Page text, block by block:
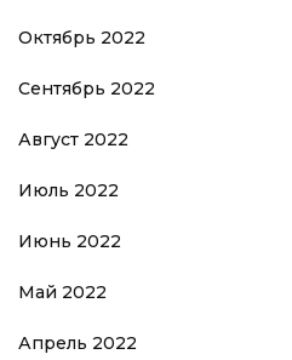
Октябрь 2022
Сентябрь 2022
Август 2022
Июль 2022
Июнь 2022
Май 2022
Апрель 2022